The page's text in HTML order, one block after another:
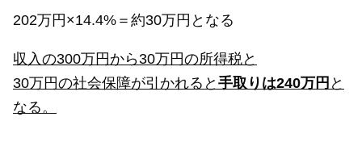
202万円×14.4%＝約30万円となる
収入の300万円から30万円の所得税と
30万円の社会保障が引かれると 手取りは240万円 と
なる。